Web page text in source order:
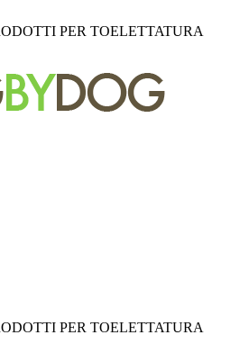
PER TOELETTATURA
PER TOELETTATURA